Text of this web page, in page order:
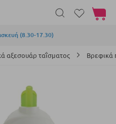
(8.30-17.30)
Το
αξεσουάρ ταΐσματος Βρεφικά